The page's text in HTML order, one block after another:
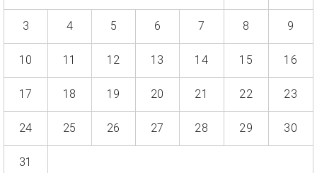
ホ
ジ
ン
拶
ーロ
3 4 5 6 7 8 9
10 11 12 13 14 15 16
17 18 19 20 21 22 23
24 25 26 27 28 29 30
31